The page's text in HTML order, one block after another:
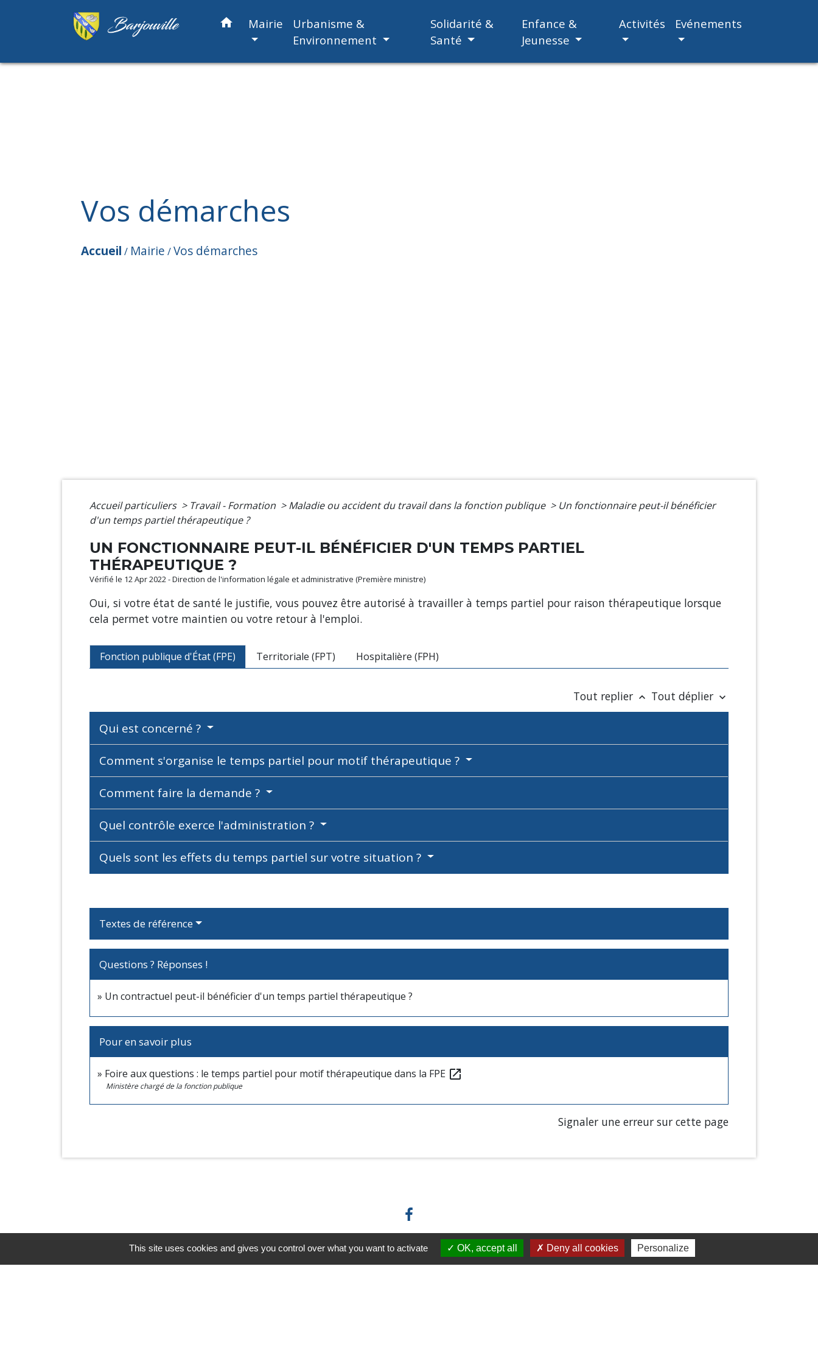
home Mairie
Urbanisme &
Environnement
Solidarité &
Santé
Enfance &
Jeunesse
Activités Evénements
Vos démarches
Accueil / Mairie /Vos démarches
Accueil particuliers > Travail - Formation > Maladie ou accident du travail dans la fonction publique > Un fonctionnaire peut-il bénéficier
d'un temps partiel thérapeutique ?
UN FONCTIONNAIRE PEUT-IL BÉNÉFICIER D'UN TEMPS PARTIEL
THÉRAPEUTIQUE ?
Vérifié le 12 Apr 2022 - Direction de l'information légale et administrative (Première ministre)
Oui, si votre état de santé le justifie, vous pouvez être autorisé à travailler à temps partiel pour raison thérapeutique lorsque
cela permet votre maintien ou votre retour à l'emploi.
Fonction publique d'État (FPE) Territoriale (FPT) Hospitalière (FPH)
Tout replier keyboard_arrow_up Tout déplier keyboard_arrow_down
Qui est concerné ?
Comment s'organise le temps partiel pour motif thérapeutique ?
Comment faire la demande ?
Quel contrôle exerce l'administration ?
Quels sont les effets du temps partiel sur votre situation ?
Textes de référence
Questions ? Réponses !
Un contractuel peut-il bénéficier d'un temps partiel thérapeutique ?
Pour en savoir plus
Foire aux questions : le temps partiel pour motif thérapeutique dans la FPE open_in_new
Ministère chargé de la fonction publique
Signaler une erreur sur cette page
Horaires/Contacts Liens
This site uses cookies and gives you control over what you want to activate OK, accept all Deny all cookies Personalize